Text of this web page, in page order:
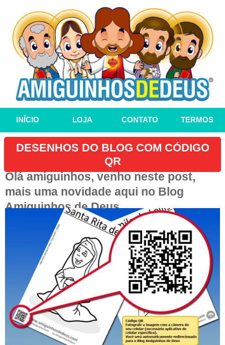
INÍCIO LOJA CONTATO TERMOS
DESENHOS DO BLOG COM CÓDIGO
QR
Olá amiguinhos, venho neste post,
mais uma novidade aqui no Blog
Amiguinhos de Deus.